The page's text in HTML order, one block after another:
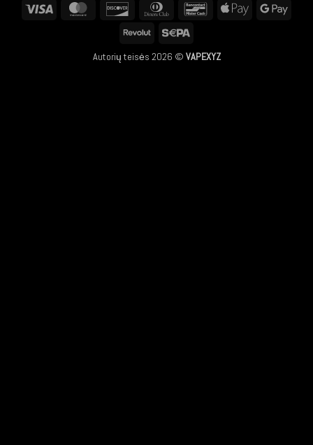
Visa MasterCard Discover
Dinners
BancontactApple
Revolut
Autorių teisės 2026 © VAPEXYZ